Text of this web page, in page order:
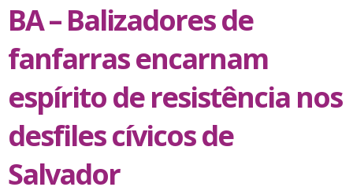
BA – Balizadores de
fanfarras encarnam
espírito de resistência nos
desfiles cívicos de
Salvador